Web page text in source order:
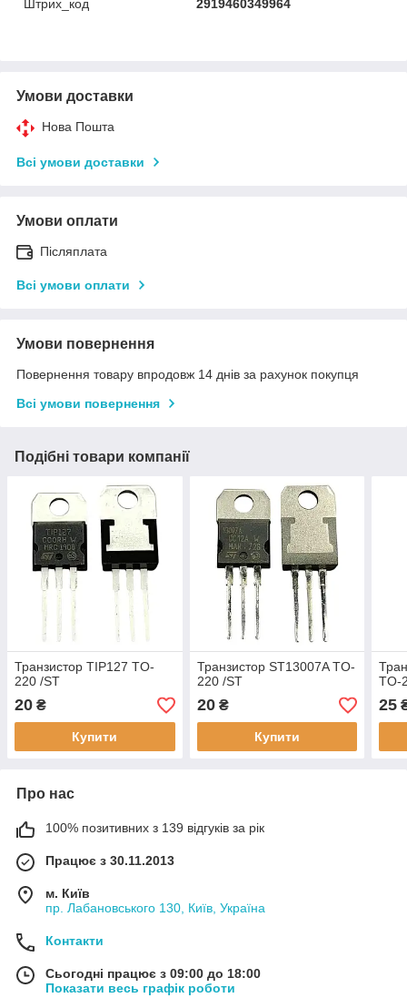
Штрих_код
2919460349964
Умови доставки
Нова Пошта
Всі умови доставки
Умови оплати
Післяплата
Всі умови оплати
Умови повернення
Повернення товару впродовж 14 днів за рахунок покупця
Всі умови повернення
Подібні товари компанії
Транзистор TIP127 TO-
220 /ST
20 ₴
Купити
Транзистор ST13007A TO-
220 /ST
20₴
Купити
TO-
25
Про нас
100% позитивних з 139 відгуків за рік
Працює з 30.11.2013
м. Київ
пр. Лабановського 130, Київ, Україна
Контакти
Сьогодні працює з 09:00 до 18:00
Показати весь графік роботи